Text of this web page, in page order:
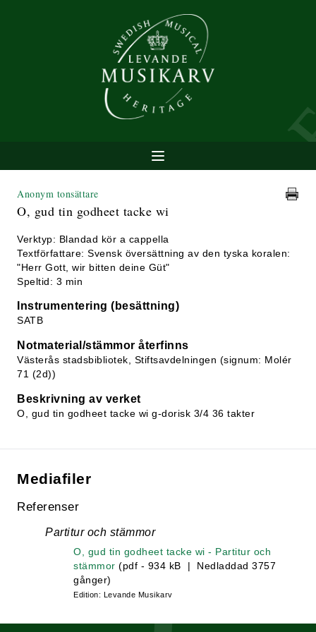
Anonym tonsättare
O, gud tin godheet tacke wi
Verktyp: Blandad kör a cappella
Textförfattare: Svensk översättning av den tyska koralen:
"Herr Gott, wir bitten deine Güt"
Speltid: 3 min
Instrumentering (besättning)
SATB
Notmaterial/stämmor återfinns
Västerås stadsbibliotek, Stiftsavdelningen (signum: Molér
71 (2d))
Beskrivning av verket
O, gud tin godheet tacke wi g-dorisk 3/4 36 takter
Mediafiler
Referenser
Partitur och stämmor
O, gud tin godheet tacke wi - Partitur och
stämmor (pdf - 934 kB | Nedladdad 3757
gånger)
Edition: Levande Musikarv